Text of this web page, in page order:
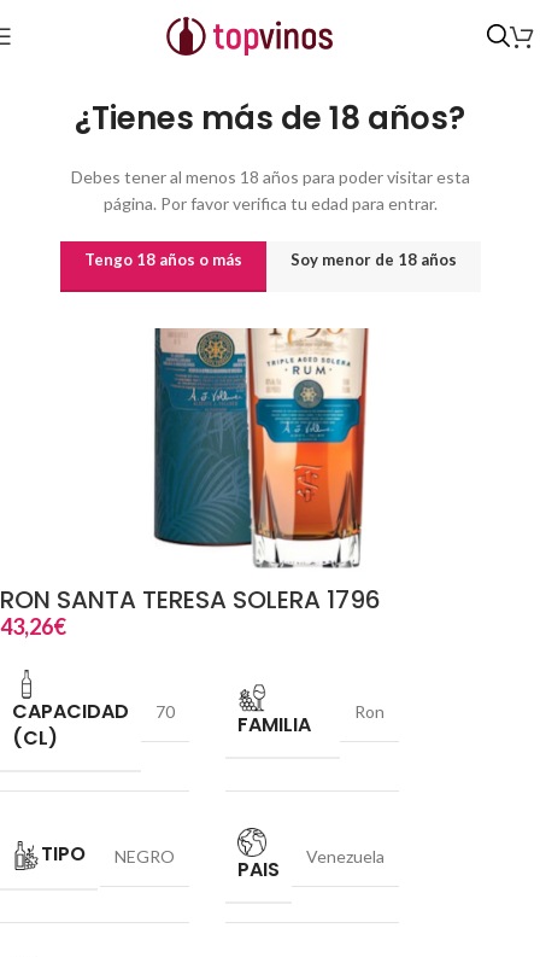
¿Tienes más de 18 años?
Debes tener al menos 18 años para poder visitar esta
página. Por favor verifica tu edad para entrar.
Tengo 18 años o más Soy menor de 18 años
Inicio Destilados y licores
RON SANTA TERESA SOLERA 1796
43,26€
CAPACIDAD
(CL)
70 FAMILIA Ron
TIPO NEGRO PAIS Venezuela